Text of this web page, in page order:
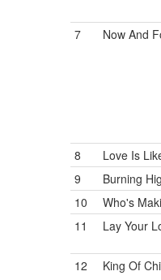
7
Now And
8
Love Is
9
Burning
10
Who's
11
Lay Your
12
King Of